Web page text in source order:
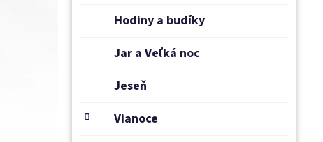
Hodiny a budíky
Jar a Veľká noc
Jeseň
Vianoce